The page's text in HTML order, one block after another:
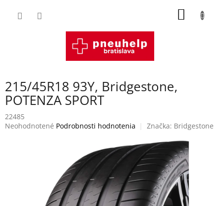
215/45R18 93Y, Bridgestone,
POTENZA SPORT
22485
Priemerné
Neohodnotené Podrobnosti hodnotenia Značka: Bridgestone